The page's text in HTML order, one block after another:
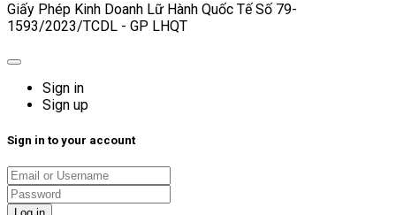
Giấy Phép Kinh Doanh Lữ Hành Quốc Tế Số 79-
1593/2023/TCDL - GP LHQT
Sign in
Sign up
Sign in to your account